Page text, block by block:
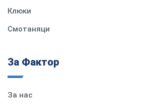
Клюки
Смотаняци
За Фактор
За нас